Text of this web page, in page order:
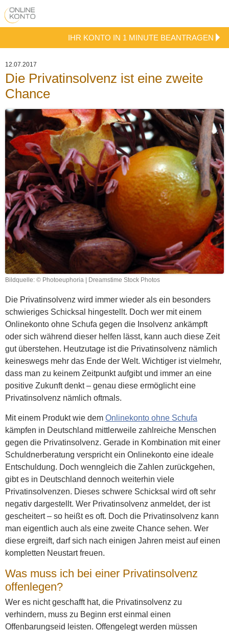
IHR KONTO IN 1 MINUTE BEANTRAGEN
12.07.2017
Die Privatinsolvenz ist eine zweite
Chance
Bildquelle: © Photoeuphoria | Dreamstime Stock Photos
Die Privatinsolvenz wird immer wieder als ein besonders
schwieriges Schicksal hingestellt. Doch wer mit einem
Onlinekonto ohne Schufa gegen die Insolvenz ankämpft
oder sich während dieser helfen lässt, kann auch diese Zeit
gut überstehen. Heutzutage ist die Privatinsolvenz nämlich
keineswegs mehr das Ende der Welt. Wichtiger ist vielmehr,
dass man zu keinem Zeitpunkt aufgibt und immer an eine
positive Zukunft denkt – genau diese ermöglicht eine
Privatinsolvenz nämlich oftmals.
Mit einem Produkt wie dem Onlinekonto ohne Schufa
kämpfen in Deutschland mittlerweile zahlreiche Menschen
gegen die Privatinsolvenz. Gerade in Kombination mit einer
Schuldnerberatung verspricht ein Onlinekonto eine ideale
Entschuldung. Doch wenngleich die Zahlen zurückgehen,
gibt es in Deutschland dennoch weiterhin viele
Privatinsolvenzen. Dieses schwere Schicksal wird oft sehr
negativ dargestellt. Wer Privatinsolvenz anmeldet, der ist
gescheitert – so heißt es oft. Doch die Privatinsolvenz kann
man eigentlich auch als eine zweite Chance sehen. Wer
diese ergreift, darf sich nach einigen Jahren meist auf einen
kompletten Neustart freuen.
Was muss ich bei einer Privatinsolvenz
offenlegen?
Wer es nicht geschafft hat, die Privatinsolvenz zu
verhindern, muss zu Beginn erst einmal einen
Offenbarungseid leisten. Offengelegt werden müssen